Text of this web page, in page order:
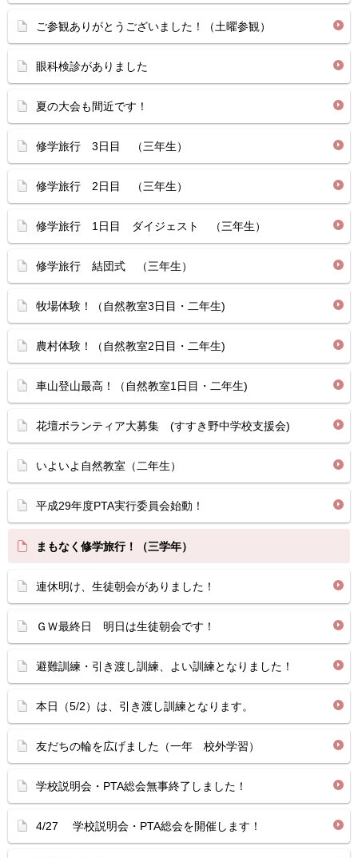
ご参観ありがとうございました！（土曜参観）
眼科検診がありました
夏の大会も間近です！
修学旅行 3日目 （三年生）
修学旅行 2日目 （三年生）
修学旅行 1日目 ダイジェスト （三年生）
修学旅行 結団式 （三年生）
牧場体験！（自然教室3日目・二年生)
農村体験！（自然教室2日目・二年生)
車山登山最高！（自然教室1日目・二年生)
花壇ボランティア大募集 (すすき野中学校支援会)
いよいよ自然教室（二年生）
平成29年度PTA実行委員会始動！
まもなく修学旅行！（三学年）
連休明け、生徒朝会がありました！
ＧＷ最終日 明日は生徒朝会です！
避難訓練・引き渡し訓練、よい訓練となりました！
本日（5/2）は、引き渡し訓練となります。
友だちの輪を広げました（一年 校外学習）
学校説明会・PTA総会無事終了しました！
4/27 学校説明会・PTA総会を開催します！